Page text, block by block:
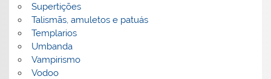
Supertições
Talismãs, amuletos e patuás
Templarios
Umbanda
Vampirismo
Vodoo